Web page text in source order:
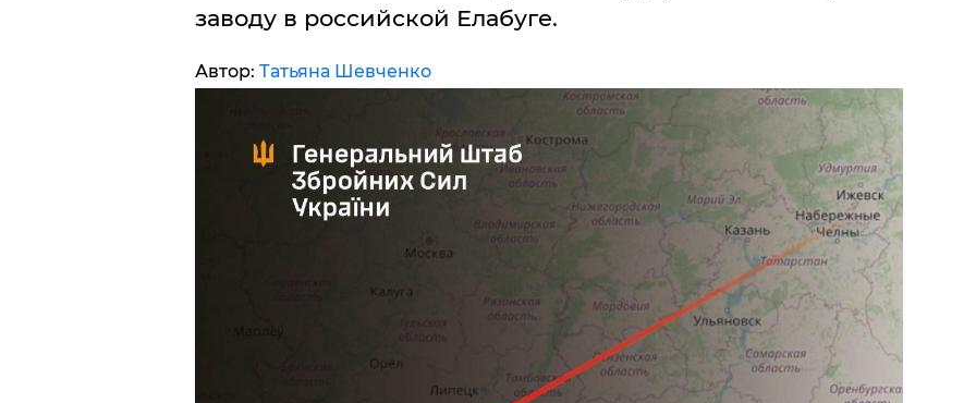
заводу в российской Елабуге.
Автор: Татьяна Шевченко